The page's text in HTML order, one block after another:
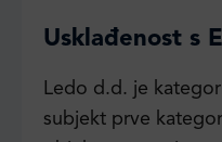
Usklađenost s
Ledo d.d. je
subjekt prve